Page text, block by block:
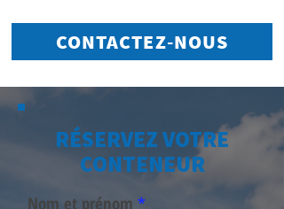
CONTACTEZ-NOUS
RÉSERVEZ VOTRE
CONTENEUR
Nom et prénom